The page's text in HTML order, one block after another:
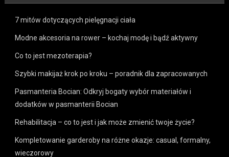
7 mitów dotyczących pielęgnacji ciała
Modne akcesoria na rower – kochaj modę i bądź aktywny
Co to jest mezoterapia?
Szybki makijaż krok po kroku – poradnik dla zapracowanych
Pasmanteria Bocian: Odkryj bogaty wybór materiałów i
dodatków w pasmanterii Bocian
Rehabilitacja – co to jest i jak może zmienić twoje życie?
Kompletowanie garderoby na różne okazje: casual, formalny,
wieczorowy